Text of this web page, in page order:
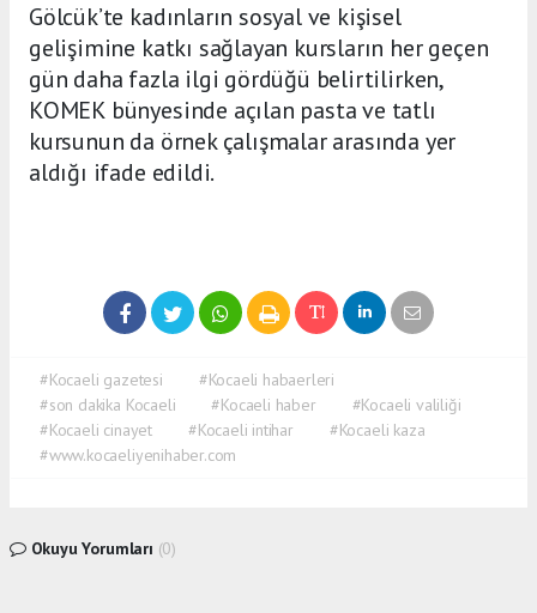
Gölcük’te kadınların sosyal ve kişisel
gelişimine katkı sağlayan kursların her geçen
gün daha fazla ilgi gördüğü belirtilirken,
KOMEK bünyesinde açılan pasta ve tatlı
kursunun da örnek çalışmalar arasında yer
aldığı ifade edildi.
#Kocaeli gazetesi
#Kocaeli habaerleri
#son dakika Kocaeli
#Kocaeli haber
#Kocaeli valiliği
#Kocaeli cinayet
#Kocaeli intihar
#Kocaeli kaza
#www.kocaeliyenihaber.com
Okuyu Yorumları (0)